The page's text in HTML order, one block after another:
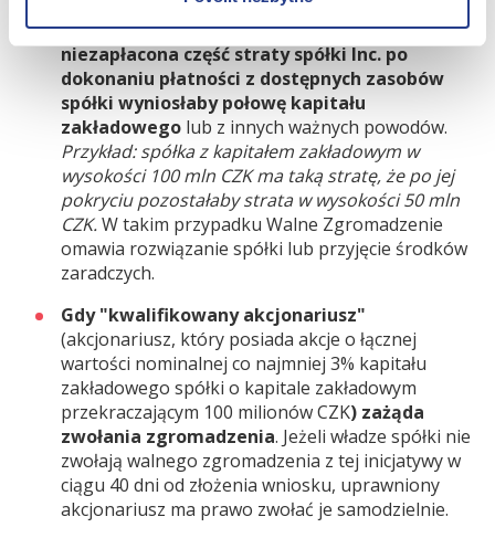
Gdy ze sprawozdania finansowego wynika, że
niezapłacona część straty spółki Inc. po
dokonaniu płatności z dostępnych zasobów
spółki wyniosłaby połowę kapitału
zakładowego lub z innych ważnych powodów.
Przykład: spółka z kapitałem zakładowym w
wysokości 100 mln CZK ma taką stratę, że po jej
pokryciu pozostałaby strata w wysokości 50 mln
CZK.W takim przypadku Walne Zgromadzenie
omawia rozwiązanie spółki lub przyjęcie środków
zaradczych.
Gdy "kwalifikowany akcjonariusz"
(akcjonariusz, który posiada akcje o łącznej
wartości nominalnej co najmniej 3% kapitału
zakładowego spółki o kapitale zakładowym
przekraczającym 100 milionów CZK) zażąda
zwołania zgromadzenia. Jeżeli władze spółki nie
zwołają walnego zgromadzenia z tej inicjatywy w
ciągu 40 dni od złożenia wniosku, uprawniony
akcjonariusz ma prawo zwołać je samodzielnie.